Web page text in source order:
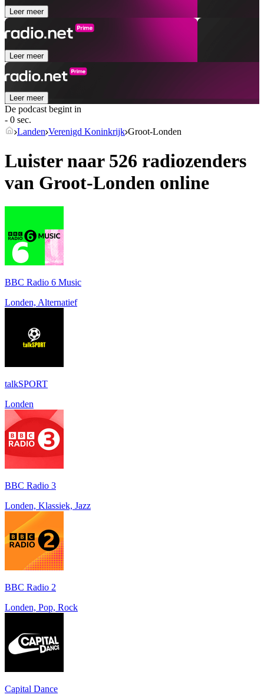
Leer meer
Leer meer
Leer meer
De podcast begint in
- 0 sec.
Landen Verenigd Koninkrijk Groot-Londen
Luister naar 526 radiozenders
van Groot-Londen online
BBC Radio 6 Music
Londen, Alternatief
talkSPORT
Londen
BBC Radio 3
Londen, Klassiek, Jazz
BBC Radio 2
Londen, Pop, Rock
Capital Dance